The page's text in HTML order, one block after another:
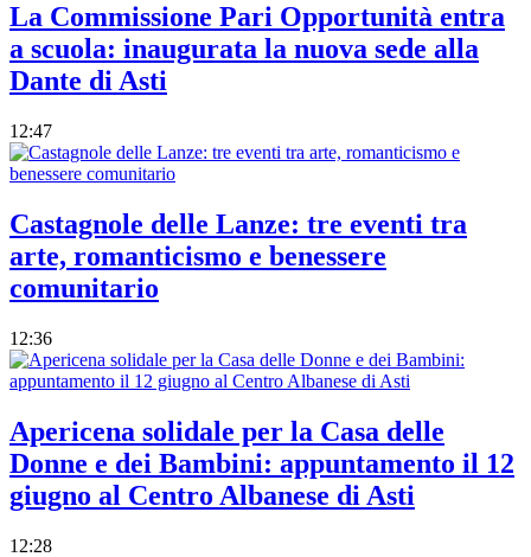
La Commissione Pari Opportunità entra
a scuola: inaugurata la nuova sede alla
Dante di Asti
12:47
Castagnole delle Lanze: tre eventi tra
arte, romanticismo e benessere
comunitario
12:36
Apericena solidale per la Casa delle
Donne e dei Bambini: appuntamento il 12
giugno al Centro Albanese di Asti
12:28